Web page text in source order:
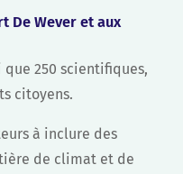
De Wever et aux
que 250 scientifiques,
citoyens.
à inclure des
de climat et de